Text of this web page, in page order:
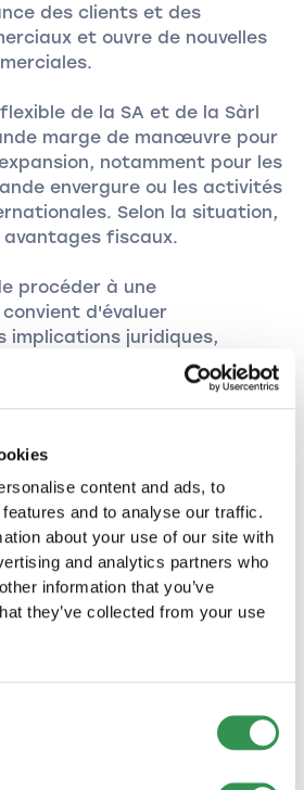
content and ads, to
and to analyse our traffic.
about your use of our site with
and analytics partners who
information that you’ve
they’ve collected from your use
des clients et des
et ouvre de nouvelles
de la SA et de la Sàrl
marge de manœuvre pour
notamment pour les
envergure ou les activités
Selon la situation,
fiscaux.
procéder à une
d'évaluer
implications juridiques,
et de demander conseil à
de s'assurer que la
les objectifs à long
entreprise avec
raison individuelle en SA